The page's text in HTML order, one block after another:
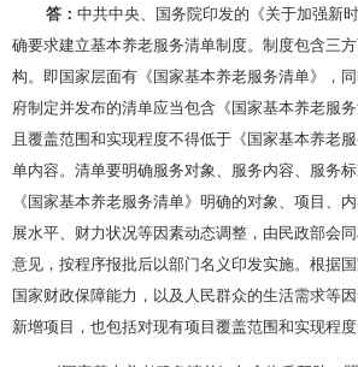
答： 中共中央、国务院印发的《关于加强新
确要求建立基本养老服务清单制度。制度包含三
构。即国家层面有《国家基本养老服务清单》，
府制定并发布的清单应当包含《国家基本养老服
且覆盖范围和实现程度不得低于《国家基本养老
单内容。清单要明确服务对象、服务内容、服务标
《国家基本养老服务清单》明确的对象、项目、
展水平、财力状况等因素动态调整，由民政部会
意见，按程序报批后以部门名义印发实施。根据国
国家财政保障能力，以及人民群众的生活需求等
新增项目，也包括对现有项目覆盖范围和实现程度